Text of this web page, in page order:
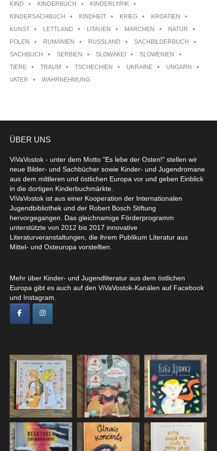
KIND
KINDERBUCH
KINDERLYRIK
KINDERSACHBUCH
KINDHEIT KRIEG
KROATIEN
KUNST
LETTLAND LITAUEN MÄRCHEN
NATUR
POLEN
RUMÄNIEN RUSSLAND
SACHBILDERBUCH
SACHBUCH
SERBIEN SLOWAKEI
SLOWENIEN
TIERE
TRAUM TSCHECHIEN UKRAINE
UNGARN
VATER
WAHRNEHMUNG
ÜBER UNS
ViVaVostok - unter dem Motto "Es lebe der Osten!" stellen wir
neue Bilder- und Sachbücher sowie Kinder- und Jugendromane
aus dem mittleren und östlichen Europa vor und geben Einblick
in die dortigen Kinderbuchmärkte.
ViVaVostok ist aus einer Kooperation der Internationalen
Jugendbibliothek und der Robert Bosch Stiftung
hervorgegangen. Das gleichnamige Förderprogramm
unterstützte von 2012 bis 2017 innovative
Literaturveranstaltungen, die ihrem Publikum Literatur aus
Mittel- und Osteuropa vorstellten.
Mehr über Kinder- und Jugendliteratur aus dem östlichen
Europa gibt es auch auf den ViVaVostok-Kanälen auf Facebook
und Instagram.